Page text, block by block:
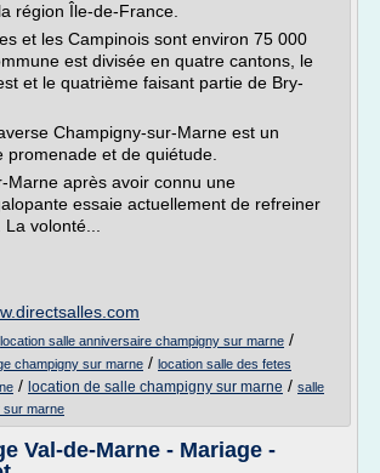
région Île-de-France.
et les Campinois sont environ 75 000
est divisée en quatre cantons, le
et le quatrième faisant partie de Bry-
Champigny-sur-Marne est un
promenade et de quiétude.
Marne après avoir connu une
essaie actuellement de refreiner
volonté...
location salle anniversaire champigny sur marne /
champigny sur marne / location salle des fetes
/ location de salle champigny sur marne / salle
sur marne
Val-de-Marne - Mariage -